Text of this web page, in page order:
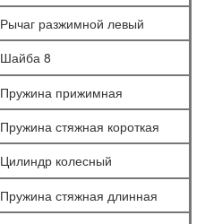
Рычаг разжимной левый
Шайба 8
Пружина прижимная
Пружина стяжная короткая
Цилиндр колесный
Пружина стяжная длинная